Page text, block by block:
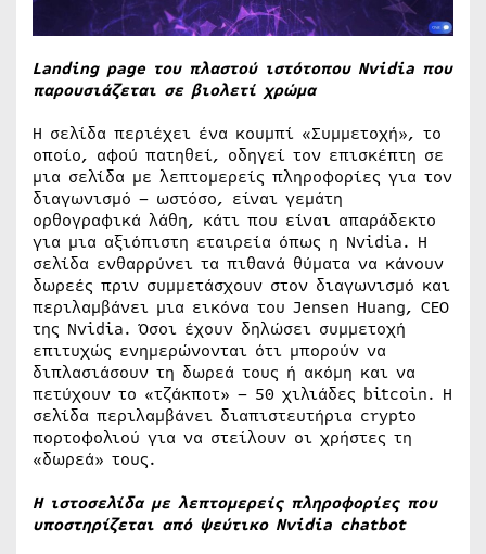
Landing page του πλαστού ιστότοπου Nvidia που
παρουσιάζεται σε βιολετί χρώμα
Η σελίδα περιέχει ένα κουμπί «Συμμετοχή», το
οποίο, αφού πατηθεί, οδηγεί τον επισκέπτη σε
μια σελίδα με λεπτομερείς πληροφορίες για τον
διαγωνισμό – ωστόσο, είναι γεμάτη
ορθογραφικά λάθη, κάτι που είναι απαράδεκτο
για μια αξιόπιστη εταιρεία όπως η Nvidia. Η
σελίδα ενθαρρύνει τα πιθανά θύματα να κάνουν
δωρεές πριν συμμετάσχουν στον διαγωνισμό και
περιλαμβάνει μια εικόνα του Jensen Huang, CEO
της Nvidia. Όσοι έχουν δηλώσει συμμετοχή
επιτυχώς ενημερώνονται ότι μπορούν να
διπλασιάσουν τη δωρεά τους ή ακόμη και να
πετύχουν το «τζάκποτ» – 50 χιλιάδες bitcoin. Η
σελίδα περιλαμβάνει διαπιστευτήρια crypto
πορτοφολιού για να στείλουν οι χρήστες τη
«δωρεά» τους.
Η ιστοσελίδα με λεπτομερείς πληροφορίες που
υποστηρίζεται από ψεύτικο Nvidia chatbot